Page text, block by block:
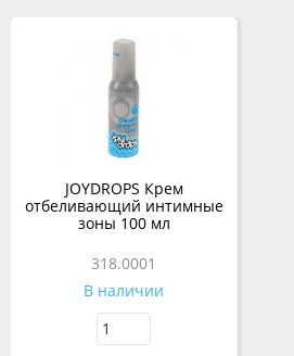
JOYDROPS Крем
отбеливающий интимные
зоны 100 мл
318.0001
В наличии